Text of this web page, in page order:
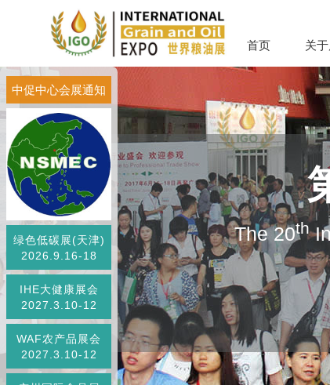
首页 关
The 20th
中促中心会展通知
绿色低碳展(天津)
2026.9.16-18
IHE大健康展会
2027.3.10-12
WAF农产品展会
2027.3.10-12